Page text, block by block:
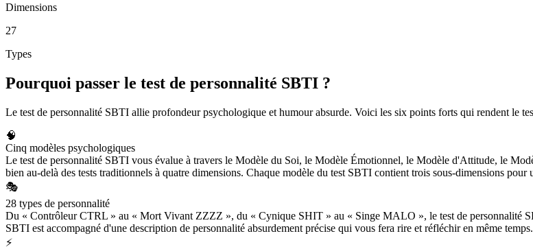
Dimensions
27
Types
Pourquoi passer le test de personnalité SBTI ?
Le test de personnalité SBTI allie profondeur psychologique et humour absurde. Voici les six points forts qui rendent le
🧠
Cinq modèles psychologiques
Le test de personnalité SBTI vous évalue à travers le Modèle du Soi, le Modèle Émotionnel, le Modèle d'Attitude, le
bien au-delà des tests traditionnels à quatre dimensions. Chaque modèle du test SBTI contient trois sous-dimensions
🎭
28 types de personnalité
Du « Contrôleur CTRL » au « Mort Vivant ZZZZ », du « Cynique SHIT » au « Singe MALO », le test de personnalité
SBTI est accompagné d'une description de personnalité absurdement précise qui vous fera rire et réfléchir en même temps.
⚡